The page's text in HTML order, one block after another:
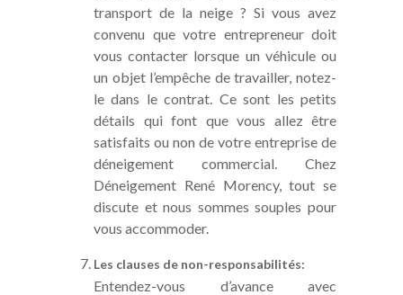
transport de la neige ? Si vous avez
convenu que votre entrepreneur doit
vous contacter lorsque un véhicule ou
un objet l’empêche de travailler, notez-
le dans le contrat. Ce sont les petits
détails qui font que vous allez être
satisfaits ou non de votre entreprise de
déneigement commercial. Chez
Déneigement René Morency, tout se
discute et nous sommes souples pour
vous accommoder.
Les clauses de non-responsabilités:
Entendez-vous d’avance avec